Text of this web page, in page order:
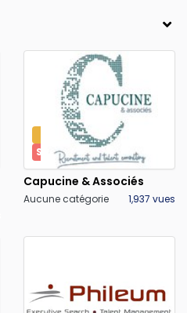
PREMIUM
SYNTEC CONSEIL
Capucine & Associés
Aucune catégorie 1,937 vues